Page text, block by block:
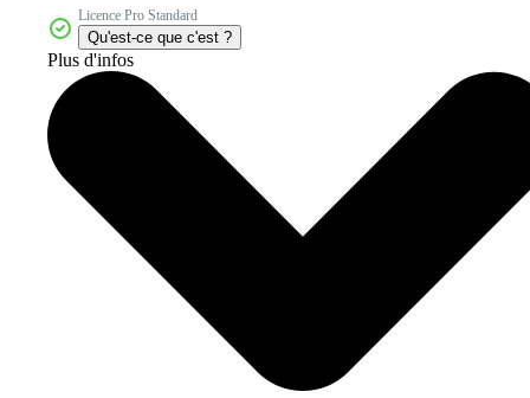
Licence Pro Standard
Qu'est-ce que c'est ?
Plus d'infos